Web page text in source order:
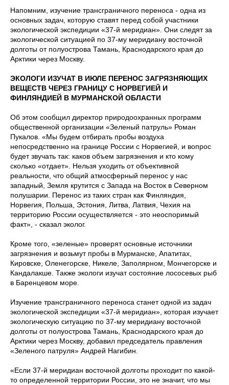
Напомним, изучение трансграничного переноса - одна из
основных задач, которую ставят перед собой участники
экологической экспедиции «37-й меридиан». Они следят за
экологической ситуацией по 37-му меридиану восточной
долготы от полуострова Тамань, Краснодарского края до
Арктики через Москву.
ЭКОЛОГИ ИЗУЧАТ В ИЮЛЕ ПЕРЕНОС ЗАГРЯЗНЯЮЩИХ
ВЕЩЕСТВ ЧЕРЕЗ ГРАНИЦУ С НОРВЕГИЕЙ И
ФИНЛЯНДИЕЙ В МУРМАНСКОЙ ОБЛАСТИ
Об этом сообщил директор природоохранных программ
общественной организации «Зеленый патруль» Роман
Пукалов. «Мы будем отбирать пробы воздуха
непосредственно на границе России с Норвегией, и вопрос
будет звучать так: каков объем загрязнения и кто кому
сколько «отдает». Нельзя уходить от объективной
реальности, что общий атмосферный перенос у нас
западный, Земля крутится с Запада на Восток в Северном
полушарии. Перенос из таких стран как Финляндия,
Норвегия, Польша, Эстония, Литва, Латвия, Чехия на
территорию России осуществляется - это неоспоримый
факт», - сказал эколог.
Кроме того, «зеленые» проверят основные источники
загрязнения и возьмут пробы в Мурманске, Апатитах,
Кировске, Оленегорске, Никеле, Заполярном, Мончегорске и
Кандалакше. Также экологи изучат состояние лососевых рыб
в Баренцевом море.
Изучение трансграничного переноса станет одной из задач
экологической экспедиции «37-й меридиан», которая изучает
экологическую ситуацию по 37-му меридиану восточной
долготы от полуострова Тамань, Краснодарского края до
Арктики через Москву, добавил председатель правления
«Зеленого патруля» Андрей Нагибин.
«Если 37-й меридиан восточной долготы проходит по какой-
то определенной территории России, это не значит, что мы